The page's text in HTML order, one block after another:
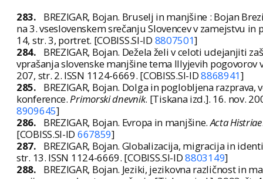
283.
BREZIGAR, Bojan. Bruselj in manjšine : Bojan
na 3. vseslovenskem srečanju Slovencev v zamejstvu in
14, str. 3, portret. [COBISS.SI-ID 8807501]
284.
BREZIGAR, Bojan. Dežela želi v celoti udejanjiti
vprašanja slovenske manjšine tema Illyjevih pogovorov
207, str. 2. ISSN 1124-6669. [COBISS.SI-ID8868941]
285.
BREZIGAR, Bojan. Dolga in poglobljena
konference.Primorski dnevnik. [Tiskana izd.]. 16. nov.
8909645]
286.
BREZIGAR, Bojan. Evropa in manjšine.Acta Histriae
[COBISS.SI-ID 667859]
287.
BREZIGAR, Bojan. Globalizacija, migracija in
str. 13. ISSN 1124-6669. [COBISS.SI-ID8803149]
288.
BREZIGAR, Bojan. Jeziki, jezikovna različnost in